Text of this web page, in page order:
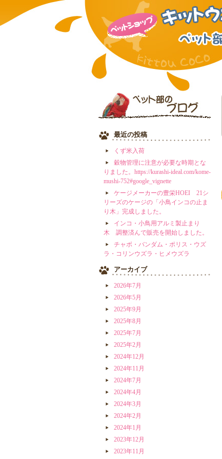
最近の投稿
くず米入荷
穀物管理に注意が必要な時期とな
りました。https://kurashi-ideal.com/kome-
mushi-752#google_vignette
ケージメーカーの豊栄HOEI 21シ
リーズのケージの「小鳥インコの止ま
り木」完成しました。
インコ・小鳥用アルミ製止まり
木 調整済んで販売を開始しました。
チャボ・バンダム・ポリス・ウズ
ラ・コリンウズラ・ヒメウズラ
アーカイブ
2026年7月
2026年5月
2025年9月
2025年8月
2025年7月
2025年2月
2024年12月
2024年11月
2024年7月
2024年4月
2024年3月
2024年2月
2024年1月
2023年12月
2023年11月